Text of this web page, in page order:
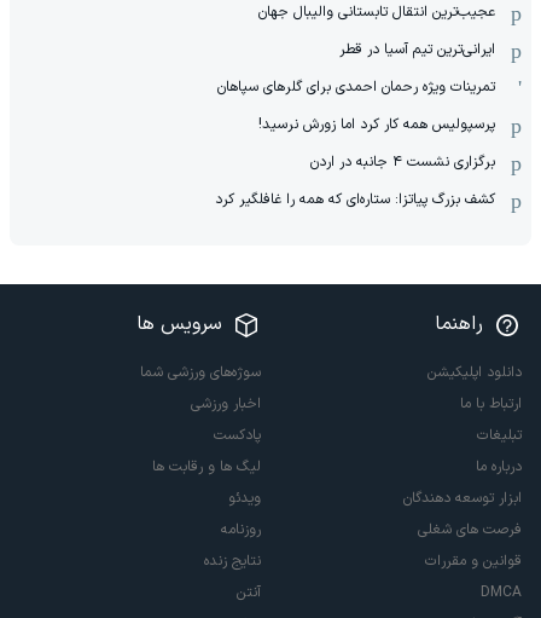
عجیب‌ترین انتقال تابستانی والیبال جهان
ایرانی‌ترین تیم آسیا در قطر
تمرینات ویژه رحمان احمدی برای گلرهای سپاهان
پرسپولیس همه کار کرد اما زورش نرسید!
برگزاری نشست ۴ جانبه در اردن
کشف بزرگ پیاتزا: ستاره‌ای که همه را غافلگیر کرد
راهنما
دانلود اپلیکیشن
ارتباط با ما
تبلیغات
درباره ما
ابزار توسعه دهندگان
فرصت های شغلی
قوانین و مقررات
DMCA
سرویس ها
سوژه‌های ورزشی شما
اخبار ورزشی
پادکست
لیگ ها و رقابت ها
ویدئو
روزنامه
نتایج زنده
آنتن